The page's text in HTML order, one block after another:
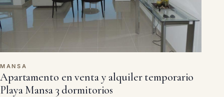
MANSA
Apartamento en venta y alquiler temporario
Playa Mansa 3 dormitorios